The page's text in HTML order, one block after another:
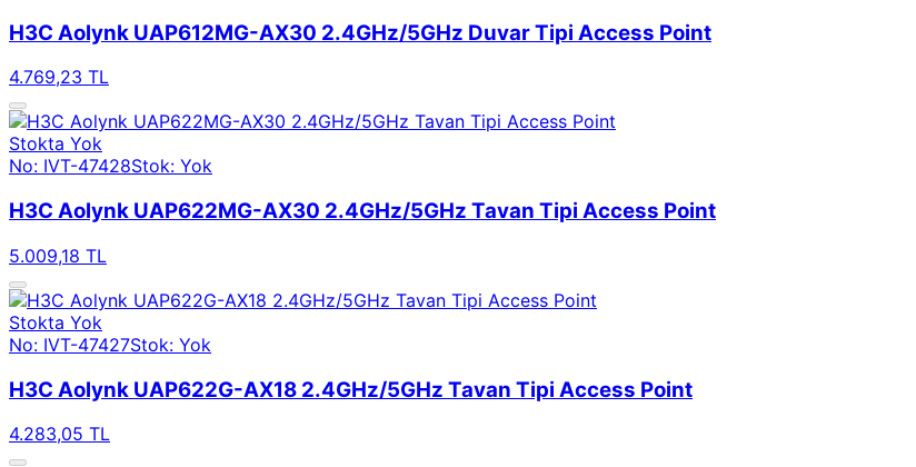
H3C Aolynk UAP612MG-AX30 2.4GHz/5GHz Duvar Tipi Access Point
4.769,23 TL
Stokta Yok
No: IVT-47428Stok: Yok
H3C Aolynk UAP622MG-AX30 2.4GHz/5GHz Tavan Tipi Access Point
5.009,18 TL
Stokta Yok
No: IVT-47427Stok: Yok
H3C Aolynk UAP622G-AX18 2.4GHz/5GHz Tavan Tipi Access Point
4.283,05 TL